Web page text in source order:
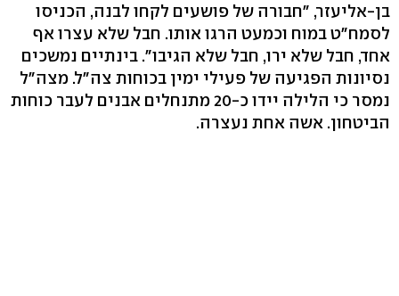
בן-אליעזר, "חבורה של פושעים לקחו לבנה, הכניסו
לסמח"ט במוח וכמעט הרגו אותו. חבל שלא עצרו אף
אחד, חבל שלא ירו, חבל שלא הגיבו". בינתיים נמשכים
נסיונות הפגיעה של פעילי ימין בכוחות צה"ל. מצה"ל
נמסר כי הלילה יידו כ-20 מתנחלים אבנים לעבר כוחות
הביטחון. אשה אחת נעצרה.